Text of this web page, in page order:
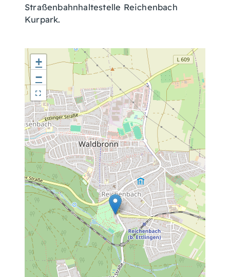
Straßenbahnhaltestelle Reichenbach
Kurpark.
+
−